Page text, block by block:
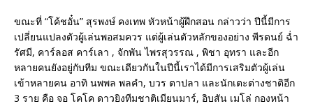
ขณะที่ “โค้ชอั๋น” สุรพงษ์ คงเทพ หัวหน้าผู้ฝึกสอน กล่าวว่า ปีนี้มีการ
เปลี่ยนแปลงตัวผู้เล่นพอสมควร แต่ผู้เล่นตัวหลักของอย่าง พีรดนย์ ฉ่ำ
รัศมี, คาร์ลอส คาร์เลา , จักพัน ไพรสุวรรณ , พิชา อุทรา และอีก
หลายคนยังอยู่กับทีม ขณะเดียวกันในปีนี้เราได้มีการเสริมตัวผู้เล่น
เข้าหลายคน อาทิ นพพล พลคำ, บวร ตาปลา และนักเตะต่างชาติอีก
3 ราย คือ จอ โคโค ดาวยิงทีมชาติเมียนมาร์, อิบสัน เมโล่ กองหน้า